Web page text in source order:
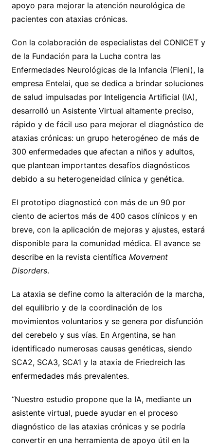
apoyo para mejorar la atención neurológica de
pacientes con ataxias crónicas.
Con la colaboración de especialistas del CONICET y
de la Fundación para la Lucha contra las
Enfermedades Neurológicas de la Infancia (Fleni), la
empresa Entelai, que se dedica a brindar soluciones
de salud impulsadas por Inteligencia Artificial (IA),
desarrolló un Asistente Virtual altamente preciso,
rápido y de fácil uso para mejorar el diagnóstico de
ataxias crónicas: un grupo heterogéneo de más de
300 enfermedades que afectan a niños y adultos,
que plantean importantes desafíos diagnósticos
debido a su heterogeneidad clínica y genética.
El prototipo diagnosticó con más de un 90 por
ciento de aciertos más de 400 casos clínicos y en
breve, con la aplicación de mejoras y ajustes, estará
disponible para la comunidad médica. El avance se
describe en la revista científica Movement
Disorders.
La ataxia se define como la alteración de la marcha,
del equilibrio y de la coordinación de los
movimientos voluntarios y se genera por disfunción
del cerebelo y sus vías. En Argentina, se han
identificado numerosas causas genéticas, siendo
SCA2, SCA3, SCA1 y la ataxia de Friedreich las
enfermedades más prevalentes.
“Nuestro estudio propone que la IA, mediante un
asistente virtual, puede ayudar en el proceso
diagnóstico de las ataxias crónicas y se podría
convertir en una herramienta de apoyo útil en la